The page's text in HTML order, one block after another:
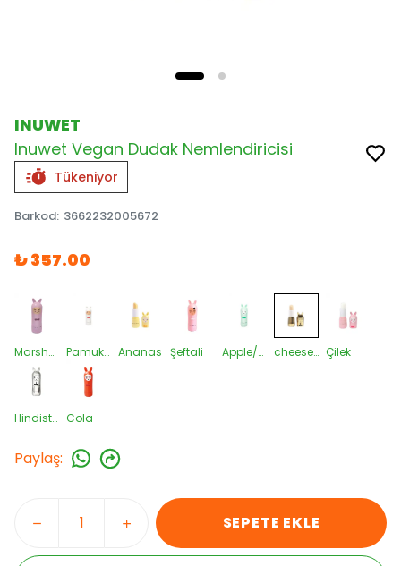
INUWET
Inuwet Vegan Dudak Nemlendiricisi
Tükeniyor
Barkod: 3662232005672
₺ 357.00
Marshmallow Pamuk Şekeri Ananas Şeftali Apple/Aqua cheesecake-Metal Çilek
Hindistan cevizi-Metal Cola
Paylaş:
SEPETE EKLE